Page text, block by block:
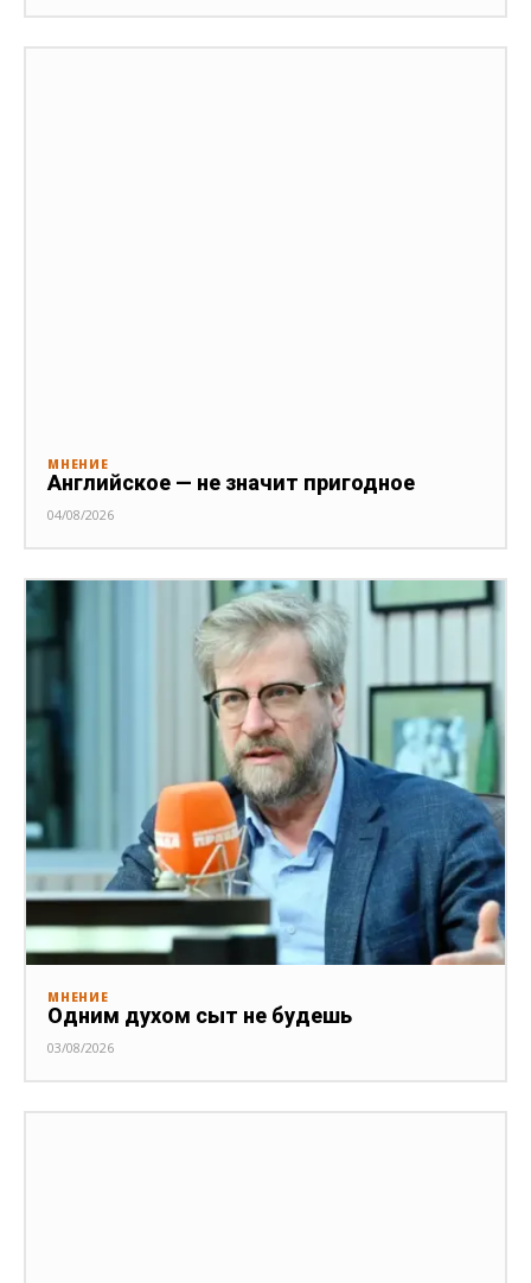
МНЕНИЕ
Английское — не значит пригодное
04/08/2026
МНЕНИЕ
Одним духом сыт не будешь
03/08/2026